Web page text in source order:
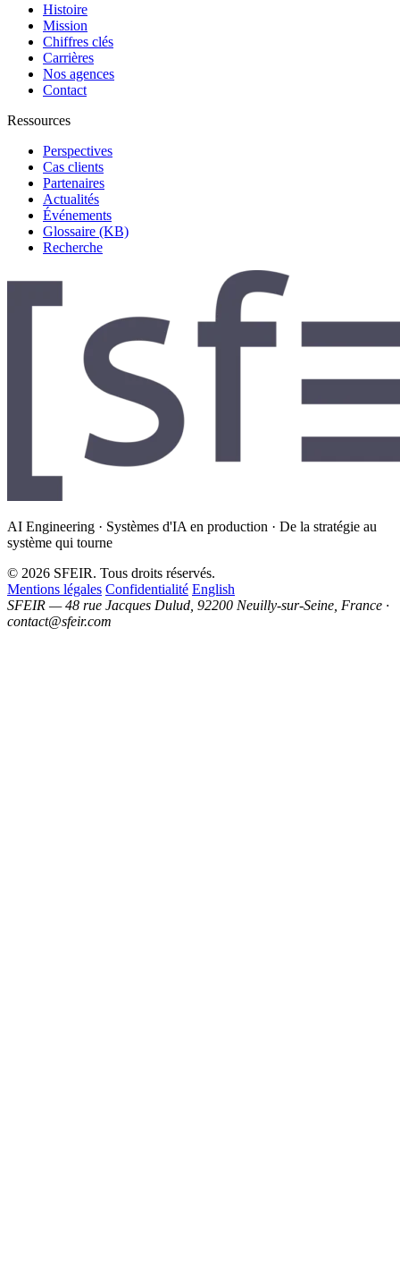
Histoire
Mission
Chiffres clés
Carrières
Nos agences
Contact
Ressources
Perspectives
Cas clients
Partenaires
Actualités
Événements
Glossaire (KB)
Recherche
AI Engineering · Systèmes d'IA en production · De la stratégie au
système qui tourne
© 2026 SFEIR. Tous droits réservés.
Mentions légales Confidentialité English
SFEIR — 48 rue Jacques Dulud, 92200 Neuilly-sur-Seine, France ·
contact@sfeir.com